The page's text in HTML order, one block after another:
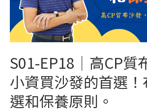
S01-EP18｜高CP質
小資買沙發的首選
選和保養原則。